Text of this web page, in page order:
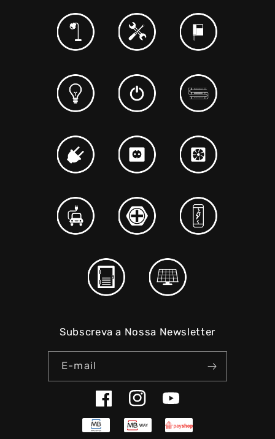
Subscreva a Nossa Newsletter
E-mail
FacebookInstagramYouTube